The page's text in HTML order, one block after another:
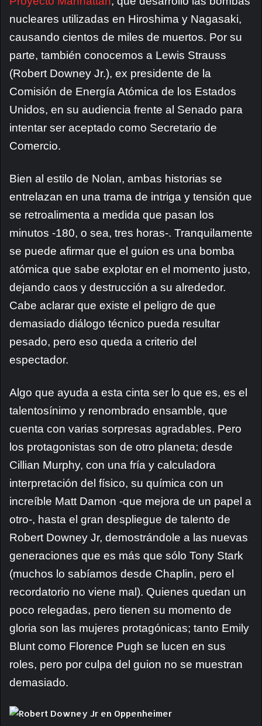
nucleares utilizadas en Hiroshima y Nagasaki,
causando cientos de miles de muertos. Por su
parte, también conocemos a Lewis Strauss
(Robert Downey Jr.), ex presidente de la
Comisión de Energía Atómica de los Estados
Unidos, en su audiencia frente al Senado para
intentar ser aceptado como Secretario de
Comercio.
Bien al estilo de Nolan, ambas historias se
entrelazan en una trama de intriga y tensión que
se retroalimenta a medida que pasan los
minutos -180, o sea, tres horas-. Tranquilamente
se puede afirmar que el guion es una bomba
atómica que sabe explotar en el momento justo,
dejando caos y destrucción a su alrededor.
Cabe aclarar que existe el peligro de que
demasiado diálogo técnico pueda resultar
pesado, pero eso queda a criterio del
espectador.
Algo que ayuda a esta cinta ser lo que es, es el
talentosínimo y renombrado ensamble, que
cuenta con varias sorpresas agradables. Pero
los protagonistas son de otro planeta; desde
Cillian Murphy, con una fría y calculadora
interpretación del físico, su química con un
increíble Matt Damon -que mejora de un papel a
otro-, hasta el gran despliegue de talento de
Robert Downey Jr, demostrándole a las nuevas
generaciones que es más que sólo Tony Stark
(muchos lo sabíamos desde Chaplin, pero el
recordatorio no viene mal). Quienes quedan un
poco relegadas, pero tienen su momento de
gloria son las mujeres protagónicas; tanto Emily
Blunt como Florence Pugh se lucen en sus
roles, pero por culpa del guion no se muestran
demasiado.